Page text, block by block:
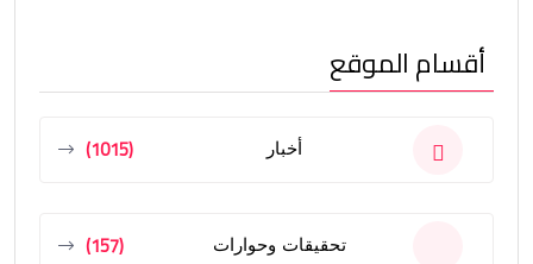
أقسام الموقع
أخبار (1015)
تحقيقات وحوارات (157)